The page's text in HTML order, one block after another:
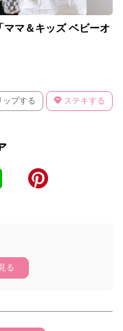
マ＆キッズ ベビーオ
ップする ステキする
る